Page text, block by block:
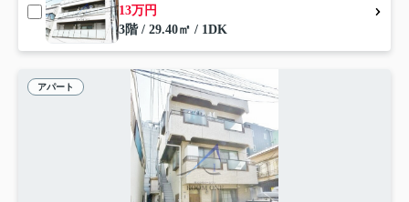
13万円
3階 / 29.40㎡ / 1DK
アパート